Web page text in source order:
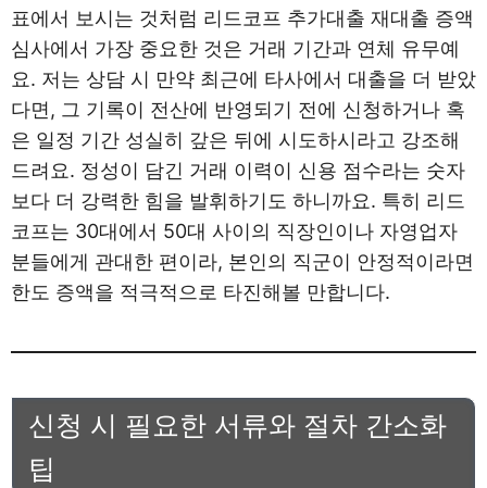
표에서 보시는 것처럼 리드코프 추가대출 재대출 증액
심사에서 가장 중요한 것은 거래 기간과 연체 유무예
요. 저는 상담 시 만약 최근에 타사에서 대출을 더 받았
다면, 그 기록이 전산에 반영되기 전에 신청하거나 혹
은 일정 기간 성실히 갚은 뒤에 시도하시라고 강조해
드려요. 정성이 담긴 거래 이력이 신용 점수라는 숫자
보다 더 강력한 힘을 발휘하기도 하니까요. 특히 리드
코프는 30대에서 50대 사이의 직장인이나 자영업자
분들에게 관대한 편이라, 본인의 직군이 안정적이라면
한도 증액을 적극적으로 타진해볼 만합니다.
신청 시 필요한 서류와 절차 간소화
팁